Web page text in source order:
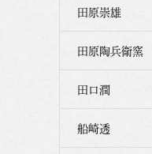
田原崇雄
田原陶兵衛窯
田口潤
船崎透